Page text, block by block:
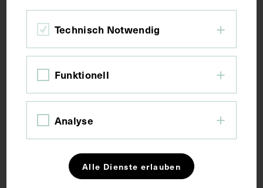
Dankesschreiben von Teilnehmer:innen
des Internationalen
Zahnärzt:innenkongress in Wien, im
dazugehörigen Fotoalbum
FRITZ DRIAK1951
Technisch Notwendig
Funktionell
Analyse
Alle Dienste erlauben